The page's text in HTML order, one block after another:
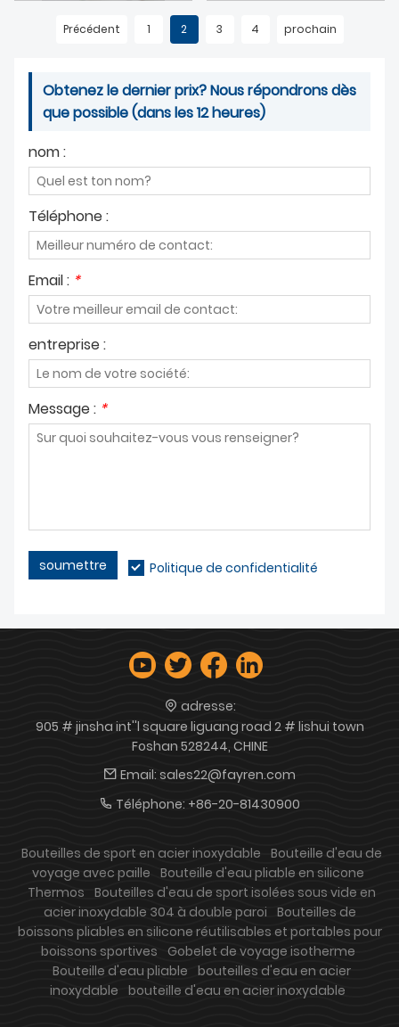
Précédent 1 2 3 4 prochain
Obtenez le dernier prix? Nous répondrons dès
que possible (dans les 12 heures)
nom :
Téléphone :
Email : *
entreprise :
Message : *
soumettre Politique de confidentialité
adresse:
905 # jinsha int''l square liguang road 2 # lishui town
Foshan 528244, CHINE
Email: sales22@fayren.com
Téléphone: +86-20-81430900
Bouteilles de sport en acier inoxydable Bouteille d'eau de
voyage avec paille Bouteille d'eau pliable en silicone
Thermos Bouteilles d'eau de sport isolées sous vide en
acier inoxydable 304 à double paroi Bouteilles de
boissons pliables en silicone réutilisables et portables pour
boissons sportives Gobelet de voyage isotherme
Bouteille d'eau pliable bouteilles d'eau en acier
inoxydable bouteille d'eau en acier inoxydable